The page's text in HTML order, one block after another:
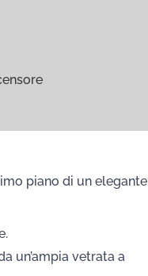
piano di un elegante
un’ampia vetrata a